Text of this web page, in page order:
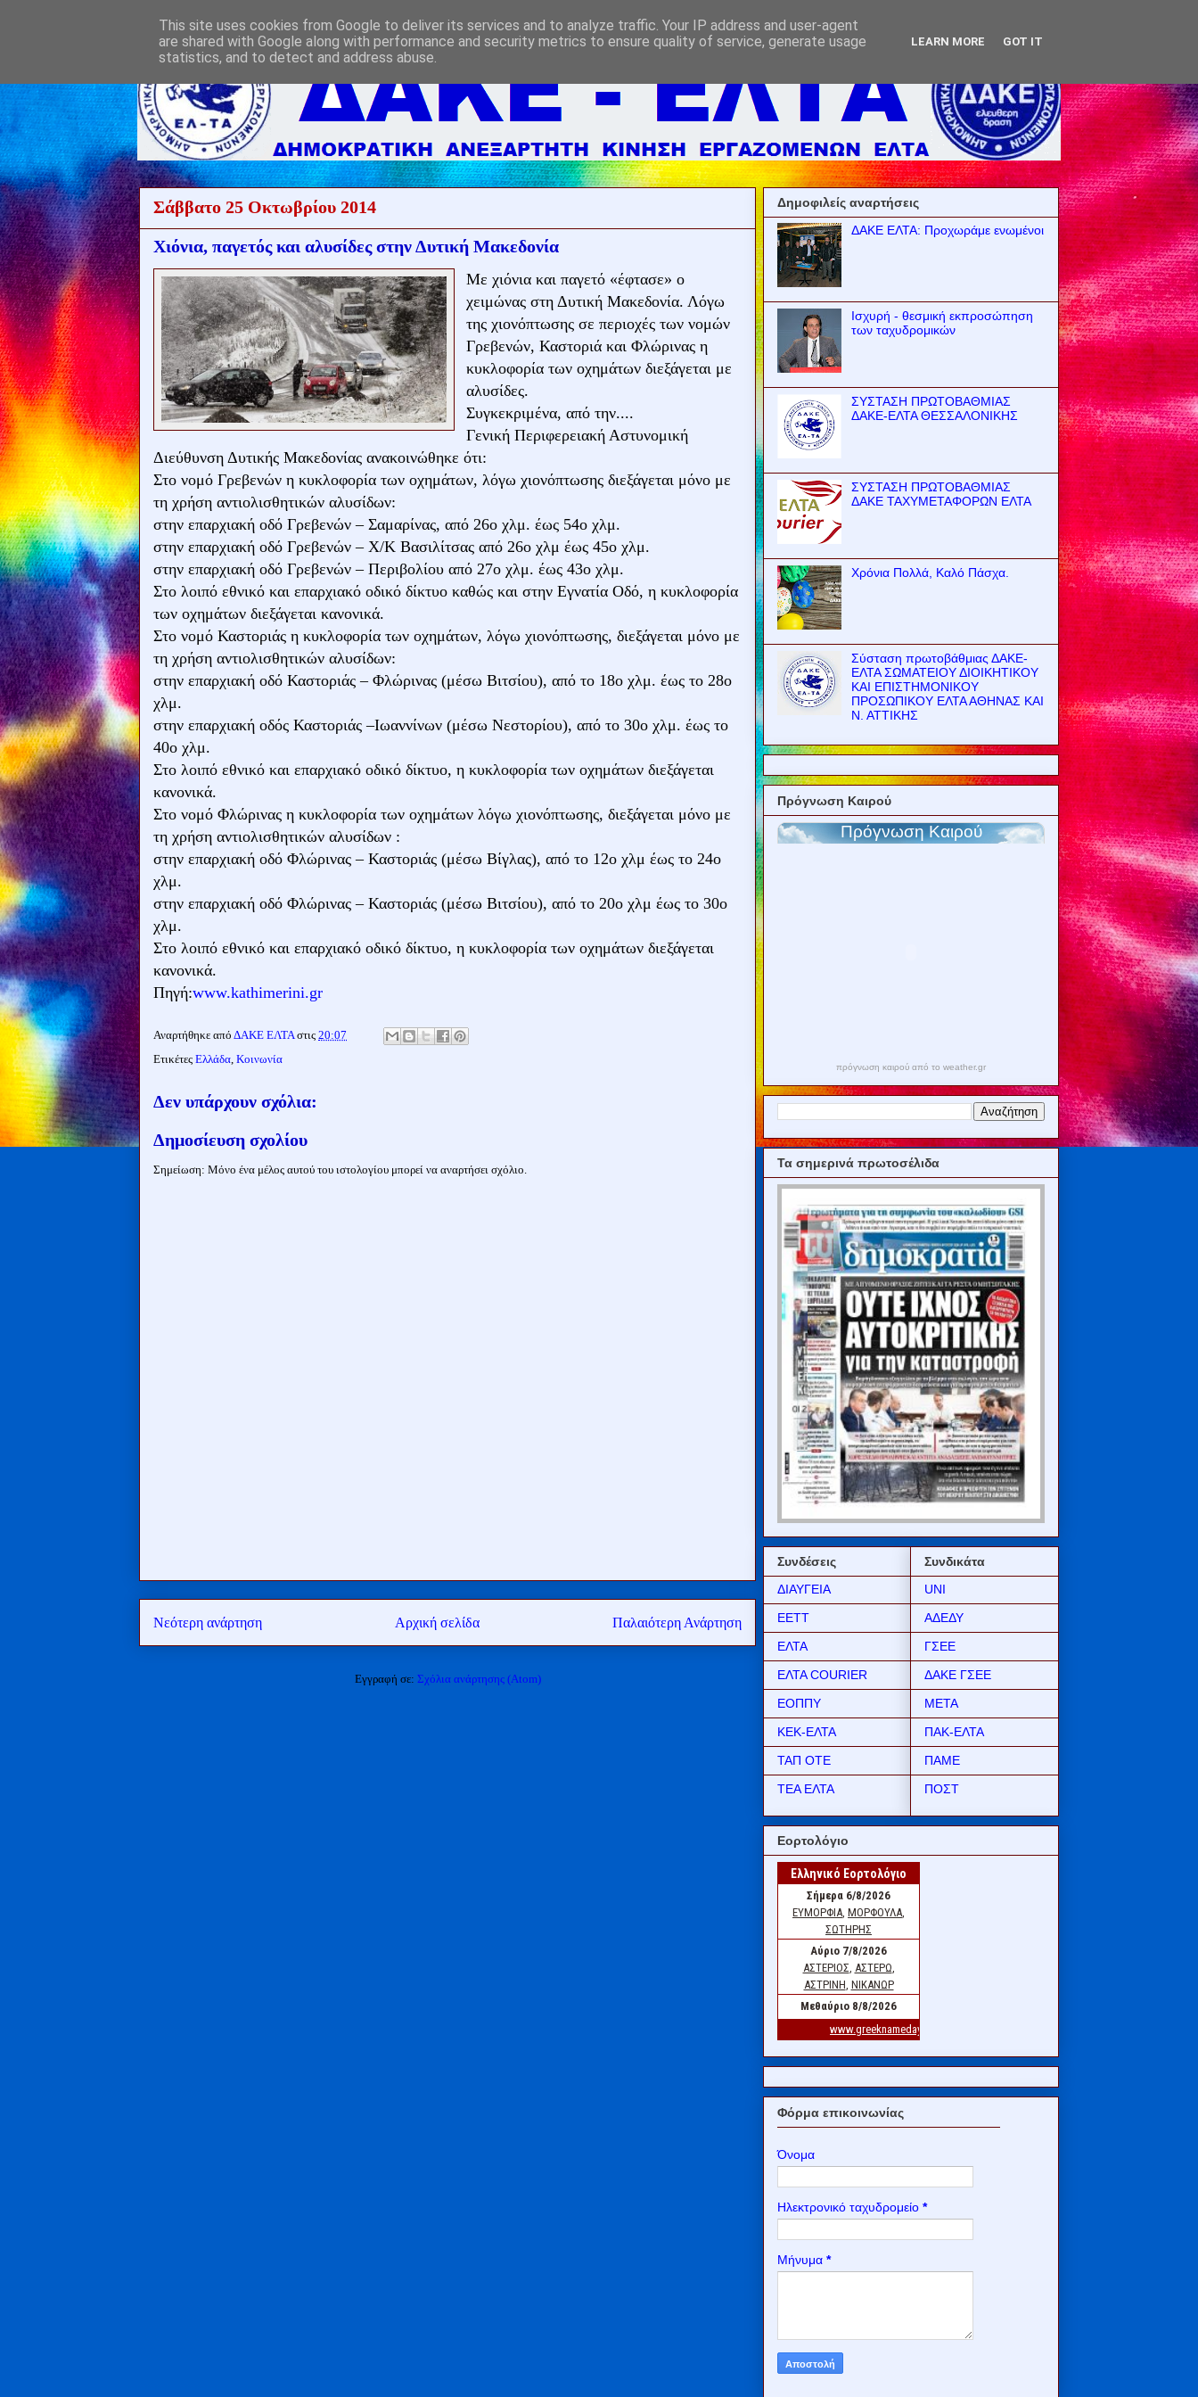
Σάββατο 25 Οκτωβρίου 2014
Χιόνια, παγετός και αλυσίδες στην Δυτική Μακεδονία
Με χιόνια και παγετό «έφτασε» ο
χειμώνας στη Δυτική Μακεδονία. Λόγω
της χιονόπτωσης σε περιοχές των νομών
Γρεβενών, Καστοριά και Φλώρινας η
κυκλοφορία των οχημάτων διεξάγεται με
αλυσίδες.
Συγκεκριμένα, από την....
Γενική Περιφερειακή Αστυνομική
Διεύθυνση Δυτικής Μακεδονίας ανακοινώθηκε ότι:
Στο νομό Γρεβενών η κυκλοφορία των οχημάτων, λόγω χιονόπτωσης διεξάγεται μόνο με
τη χρήση αντιολισθητικών αλυσίδων:
στην επαρχιακή οδό Γρεβενών – Σαμαρίνας, από 26ο χλμ. έως 54ο χλμ.
στην επαρχιακή οδό Γρεβενών – Χ/Κ Βασιλίτσας από 26ο χλμ έως 45ο χλμ.
στην επαρχιακή οδό Γρεβενών – Περιβολίου από 27ο χλμ. έως 43ο χλμ.
Στο λοιπό εθνικό και επαρχιακό οδικό δίκτυο καθώς και στην Εγνατία Οδό, η κυκλοφορία
των οχημάτων διεξάγεται κανονικά.
Στο νομό Καστοριάς η κυκλοφορία των οχημάτων, λόγω χιονόπτωσης, διεξάγεται μόνο με
τη χρήση αντιολισθητικών αλυσίδων:
στην επαρχιακή οδό Καστοριάς – Φλώρινας (μέσω Βιτσίου), από το 18ο χλμ. έως το 28ο
χλμ.
στην επαρχιακή οδός Καστοριάς –Ιωαννίνων (μέσω Νεστορίου), από το 30ο χλμ. έως το
40ο χλμ.
Στο λοιπό εθνικό και επαρχιακό οδικό δίκτυο, η κυκλοφορία των οχημάτων διεξάγεται
κανονικά.
Στο νομό Φλώρινας η κυκλοφορία των οχημάτων λόγω χιονόπτωσης, διεξάγεται μόνο με
τη χρήση αντιολισθητικών αλυσίδων :
στην επαρχιακή οδό Φλώρινας – Καστοριάς (μέσω Βίγλας), από το 12ο χλμ έως το 24ο
χλμ.
στην επαρχιακή οδό Φλώρινας – Καστοριάς (μέσω Βιτσίου), από το 20ο χλμ έως το 30ο
χλμ.
Στο λοιπό εθνικό και επαρχιακό οδικό δίκτυο, η κυκλοφορία των οχημάτων διεξάγεται
κανονικά.
Πηγή:www.kathimerini.gr
Αναρτήθηκε από ΔΑΚΕ ΕΛΤΑ στις 20:07
Ετικέτες Ελλάδα, Κοινωνία
Δεν υπάρχουν σχόλια:
Δημοσίευση σχολίου
Σημείωση: Μόνο ένα μέλος αυτού του ιστολογίου μπορεί να αναρτήσει σχόλιο.
Νεότερη ανάρτηση Παλαιότερη Ανάρτηση
Αρχική σελίδα
Εγγραφή σε: Σχόλια ανάρτησης (Atom)
Δημοφιλείς αναρτήσεις
ΔΑΚΕ ΕΛΤΑ: Προχωράμε ενωμένοι
Ισχυρή - θεσμική εκπροσώπηση
των ταχυδρομικών
ΣΥΣΤΑΣΗ ΠΡΩΤΟΒΑΘΜΙΑΣ
ΔΑΚΕ-ΕΛΤΑ ΘΕΣΣΑΛΟΝΙΚΗΣ
ΣΥΣΤΑΣΗ ΠΡΩΤΟΒΑΘΜΙΑΣ
ΔΑΚΕ ΤΑΧΥΜΕΤΑΦΟΡΩΝ ΕΛΤΑ
Χρόνια Πολλά, Καλό Πάσχα.
Σύσταση πρωτοβάθμιας ΔΑΚΕ-
ΕΛΤΑ ΣΩΜΑΤΕΙΟΥ ΔΙΟΙΚΗΤΙΚΟΥ
ΚΑΙ ΕΠΙΣΤΗΜΟΝΙΚΟΥ
ΠΡΟΣΩΠΙΚΟΥ ΕΛΤΑ ΑΘΗΝΑΣ ΚΑΙ
Ν. ΑΤΤΙΚΗΣ
Πρόγνωση Καιρού
πρόγνωση καιρού από το weather.gr
Τα σημερινά πρωτοσέλιδα
Συνδέσεις
ΔΙΑΥΓΕΙΑ
ΕΕΤΤ
ΕΛΤΑ
ΕΛΤΑ COURIER
ΕΟΠΠΥ
ΚΕΚ-ΕΛΤΑ
ΤΑΠ ΟΤΕ
ΤΕΑ ΕΛΤΑ
Συνδικάτα
UNI
ΑΔΕΔΥ
ΓΣΕΕ
ΔΑΚΕ ΓΣΕΕ
ΜΕΤΑ
ΠΑΚ-ΕΛΤΑ
ΠΑΜΕ
ΠΟΣΤ
Εορτολόγιο
Φόρμα επικοινωνίας
Όνομα
Ηλεκτρονικό ταχυδρομείο *
Μήνυμα *
This site uses cookies from Google to deliver its services and to analyze traffic. Your IP address and user-agent
are shared with Google along with performance and security metrics to ensure quality of service, generate usage
statistics, and to detect and address abuse.
LEARN MORE GOT IT